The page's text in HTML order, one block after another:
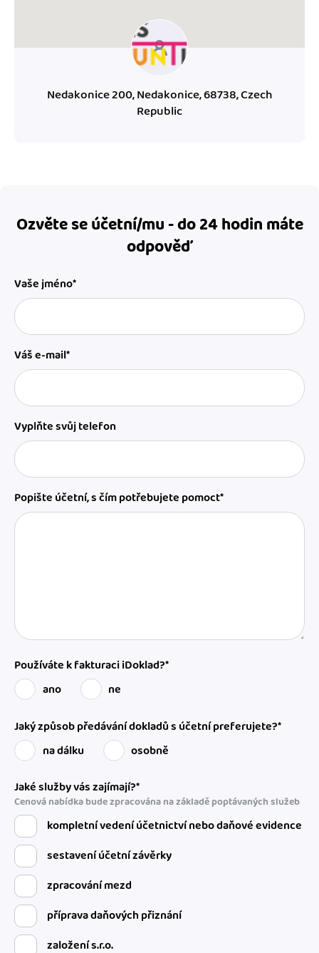
Nedakonice 200, Nedakonice, 68738, Czech
Republic
Ozvěte se účetní/mu - do 24 hodin máte
odpověď
Vaše jméno*
Váš e-mail*
Vyplňte svůj telefon
Popište účetní, s čím potřebujete pomoct*
Používáte k fakturaci iDoklad?*
ano
ne
Jaký způsob předávání dokladů s účetní preferujete?*
na dálku
osobně
Jaké služby vás zajímají?*
Cenová nabídka bude zpracována na základě poptávaných služeb
kompletní vedení účetnictví nebo daňové evidence
sestavení účetní závěrky
zpracování mezd
příprava daňových přiznání
založení s.r.o.